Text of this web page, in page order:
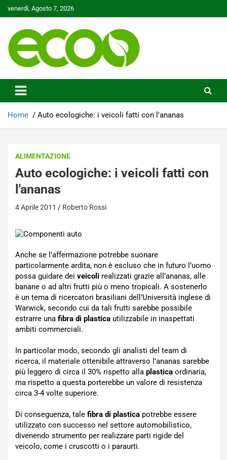
to
venerdì, Agosto 7, 2026
Ecoo.it
Home Auto ecologiche: i veicoli fatti con l'ananas
ALIMENTAZIONE
Auto ecologiche: i veicoli fatti con
l'ananas
4 Aprile 2011 Roberto Rossi
Anche se l’affermazione potrebbe suonare
particolarmente ardita, non è escluso che in futuro l’uomo
possa guidare dei veicoli realizzati grazie all’ananas, alle
banane o ad altri frutti più o meno tropicali. A sostenerlo
è un tema di ricercatori brasiliani dell’Università inglese di
Warwick, secondo cui da tali frutti sarebbe possibile
estrarre una fibra di plastica utilizzabile in inaspettati
ambiti commerciali.
In particolar modo, secondo gli analisti del team di
ricerca, il materiale ottenibile attraverso l’ananas sarebbe
più leggero di circa il 30% rispetto alla plastica ordinaria,
ma rispetto a questa porterebbe un valore di resistenza
circa 3-4 volte superiore.
Di conseguenza, tale fibra di plastica potrebbe essere
utilizzato con successo nel settore automobilistico,
divenendo strumento per realizzare parti rigide del
veicolo, come i cruscotti o i paraurti.